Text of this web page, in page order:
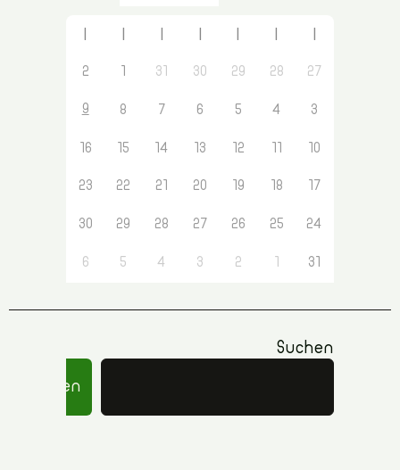
27
28
29
30
31
2
3
4
5
6
7
8
9
10
12
13
14
15
16
17
18
19
20
21
22
23
24
25
26
27
28
29
30
31
2
3
4
5
6
Suchen
Suchen